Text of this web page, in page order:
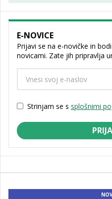
E-NOVICE
Prijavi se na e-novičke in
novicami. Zate jih pripravlja
Strinjam se s splošnimi